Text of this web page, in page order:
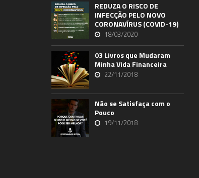
REDUZA O RISCO DE
INFECÇÃO PELO NOVO
CORONAVÍRUS (COVID-19)
18/03/2020
03 Livros que Mudaram
Minha Vida Financeira
22/11/2018
Não se Satisfaça com o
Pouco
19/11/2018